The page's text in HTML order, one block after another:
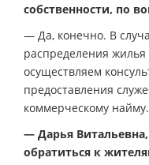
собственности, по
— Да, конечно. В
распределения
осуществляем
предоставления
коммерческому найму.
— Дарья
обратиться к